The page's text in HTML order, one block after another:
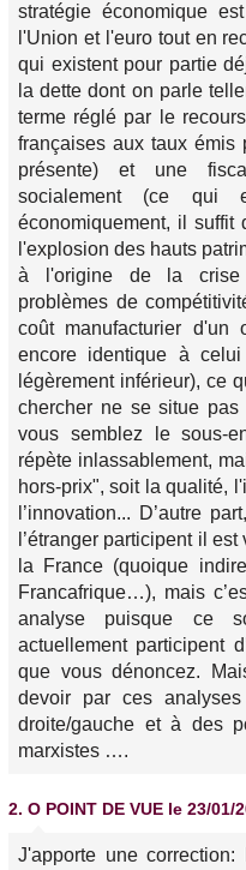
stratégie économique
l'Union et l'euro tout en
qui existent pour partie
la dette dont on parle
terme réglé par le
françaises aux taux
présente) et une
socialement (ce qui
économiquement, il
l'explosion des hauts
à l'origine de la crise
problèmes de
coût manufacturier d'un
encore identique à
légèrement inférieur), ce
chercher ne se situe
vous semblez le sous-
répète inlassablement,
hors-prix", soit la qualité,
l’innovation... D’autre
l’étranger participent il
la France (quoique
Francafrique…), mais
analyse puisque ce
actuellement participent
que vous dénoncez.
devoir par ces
droite/gauche et à des
marxistes ….
2. O POINT DE VUE le 23/01/
J'apporte une